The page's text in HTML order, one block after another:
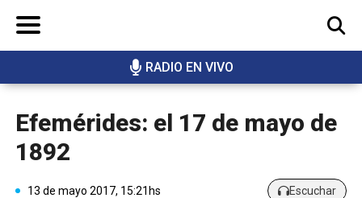
RADIO EN VIVO
BUSCAR
Efemérides: el 17 de mayo de
1892
13 de mayo 2017, 15:21hs Escuchar